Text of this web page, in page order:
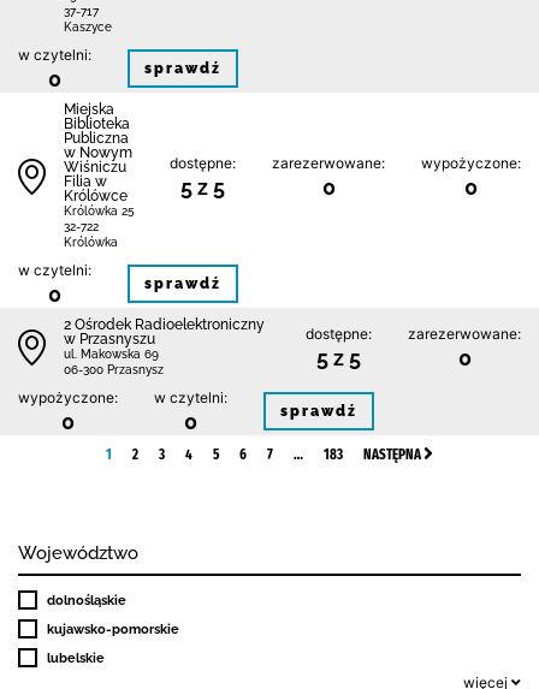
37-717
Kaszyce
w czytelni:
0 sprawdź
Miejska
Biblioteka
Publiczna
w Nowym
Wiśniczu
Filia w
Królówce
Królówka 25
32-722
Królówka
dostępne:
5 z 5
zarezerwowane:
0
wypożyczone:
0
w czytelni:
0 sprawdź
2 Ośrodek Radioelektroniczny
w Przasnyszu
ul. Makowska 69
06-300 Przasnysz
dostępne:
5 z 5
zarezerwowane:
0
wypożyczone:
0
w czytelni:
0 sprawdź
1 2 3 4 5 6 7 … 183 NASTĘPNA
Województwo
dolnośląskie
kujawsko-pomorskie
lubelskie
więcej